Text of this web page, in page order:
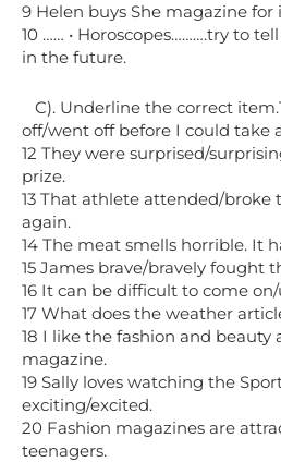
9 Helen buys She magazine for
10 …… • Horoscopes……….try to
in the future.
C). Underline the correct
off/went off before I could take
12 They were surprised/
prize.
13 That athlete attended/broke
again.
14 The meat smells horrible. It
15 James brave/bravely fought
16 It can be difficult to come
17 What does the weather
18 I like the fashion and beauty
magazine.
19 Sally loves watching the
exciting/excited.
20 Fashion magazines are
teenagers.